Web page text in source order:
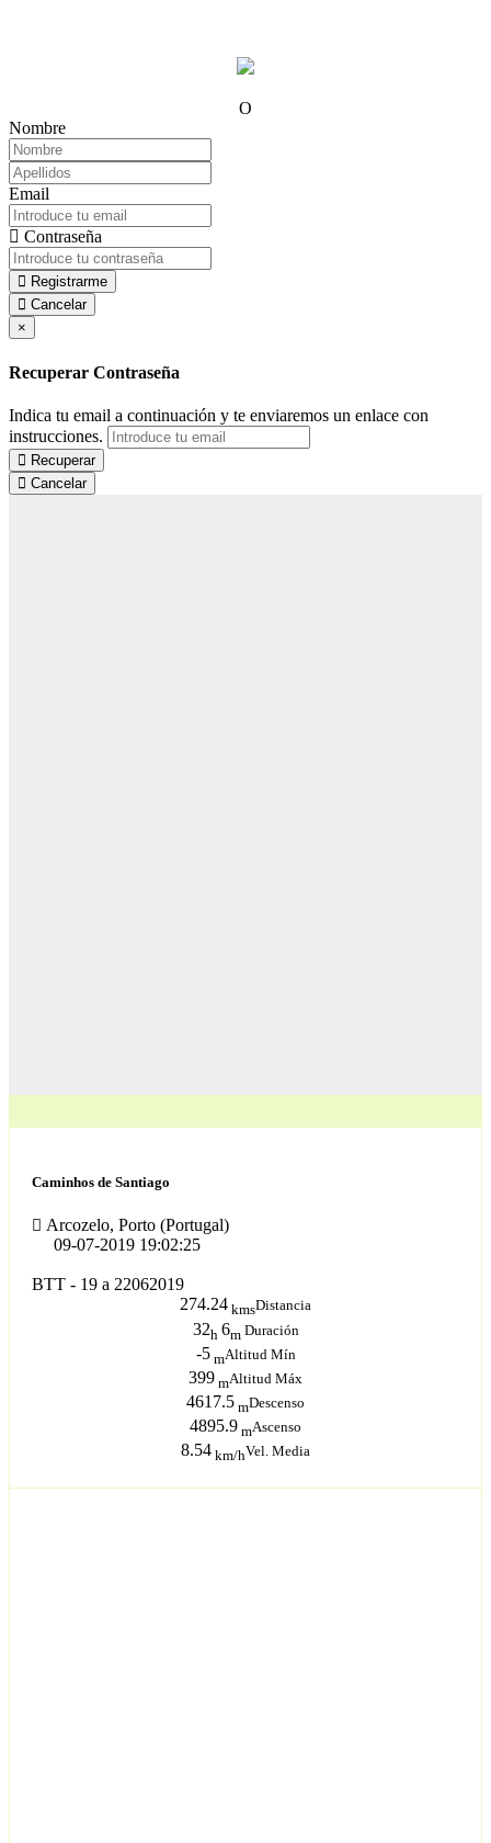
O
Nombre
Email
Contraseña
Registrarme
Cancelar
×
Recuperar Contraseña
Indica tu email a continuación y te enviaremos un enlace con
instrucciones.
Recuperar
Cancelar
Caminhos de Santiago
Arcozelo, Porto (Portugal)
09-07-2019 19:02:25
BTT - 19 a 22062019
274.24 kmsDistancia
32h 6m Duración
-5mAltitud Mín
399 mAltitud Máx
4617.5 mDescenso
4895.9 mAscenso
8.54 km/hVel. Media